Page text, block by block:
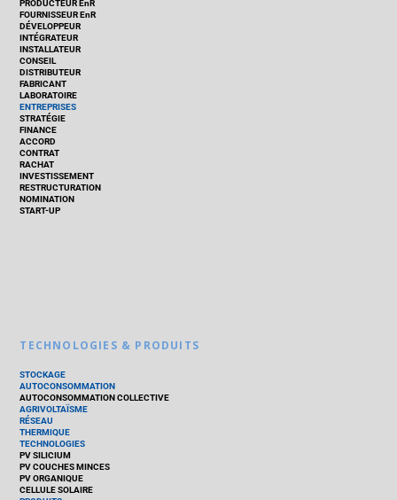
PRODUCTEUR EnR
FOURNISSEUR EnR
DÉVELOPPEUR
INTÉGRATEUR
INSTALLATEUR
CONSEIL
DISTRIBUTEUR
FABRICANT
LABORATOIRE
ENTREPRISES
STRATÉGIE
FINANCE
ACCORD
CONTRAT
RACHAT
INVESTISSEMENT
RESTRUCTURATION
NOMINATION
START-UP
TECHNOLOGIES & PRODUITS
STOCKAGE
AUTOCONSOMMATION
AUTOCONSOMMATION COLLECTIVE
AGRIVOLTAÏSME
RÉSEAU
THERMIQUE
TECHNOLOGIES
PV SILICIUM
PV COUCHES MINCES
PV ORGANIQUE
CELLULE SOLAIRE